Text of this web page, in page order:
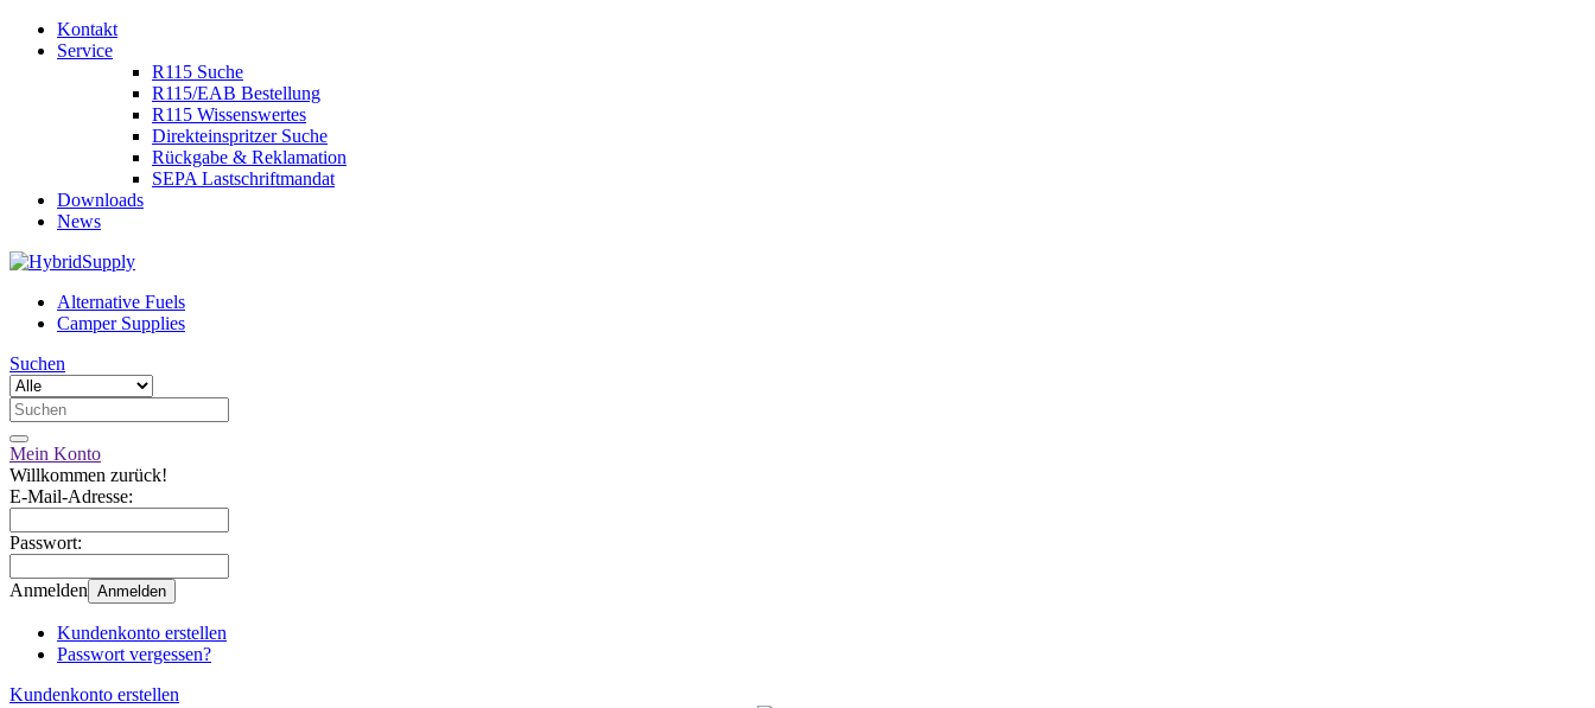
Kontakt
Service
R115 Suche
R115/EAB Bestellung
R115 Wissenswertes
Direkteinspritzer Suche
Rückgabe & Reklamation
SEPA Lastschriftmandat
Downloads
News
Alternative Fuels
Camper Supplies
Suchen
Mein Konto
Willkommen zurück!
E-Mail-Adresse:
Passwort:
Anmelden Anmelden
Kundenkonto erstellen
Passwort vergessen?
Kundenkonto erstellen